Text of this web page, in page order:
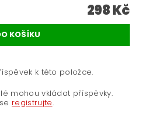
298 Kč
k této položce.
mohou vkládat příspěvky.
registrujte.